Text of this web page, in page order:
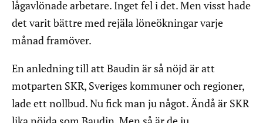
lågavlönade arbetare. Inget fel i det. Men visst hade
det varit bättre med rejäla löneökningar varje
månad framöver.
En anledning till att Baudin är så nöjd är att
motparten SKR, Sveriges kommuner och regioner,
lade ett nollbud. Nu fick man ju något. Ändå är SKR